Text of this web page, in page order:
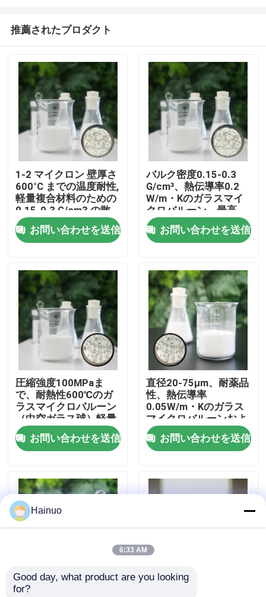
製品
VRショー
企業情報
会社案内
品質管理
お問い合わせ
ニュース
空のガラスmicrospheres
推薦されたプロダクト
1-2 マイクロン 壁厚さ
600°C までの温度耐性,
軽量複合材料のための
0.15-0.3 G/cm3 の散
布密度
お問い合わせを送信
バルク密度0.15-0.3
G/cm³、熱伝導率0.2
W/m・Kのガラスマイ
クロバルーン、最高
600℃までの高温断熱
材 お問い合わせを送信
圧縮強度100MPaま
で、耐熱性600℃のガ
ラスマイクロバルーン
（中空ガラス球）軽量
フィラー用
お問い合わせを送信
直径20-75μm、耐薬品
性、熱伝導率
0.05W/m・Kのガラス
マイクロバルーンおよ
び中空ガラス球
お問い合わせを送信
壁厚さ1〜2マイクロン
Hainuo
6:33 AM
Good day, what product are you looking
for?